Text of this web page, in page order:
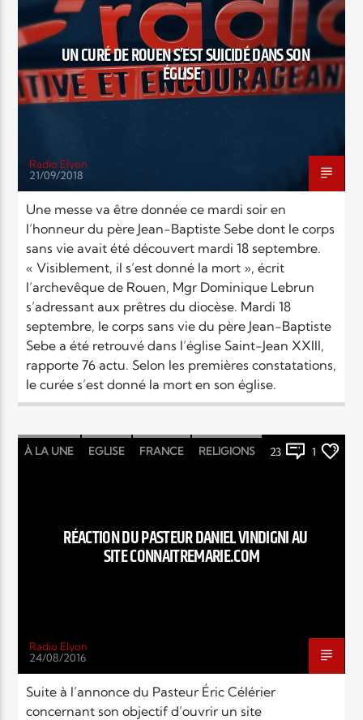
TITRE
ARTISTE
Radio Elyon
Elyon Rhema
Elyon Hits
Elyon Live
UN CURÉ DE ROUEN S’EST SUICIDÉ DANS SON
ÉGLISE
Radio Elyon
21/09/2018
Une messe va être donnée ce mardi soir en
l’honneur du père Jean-Baptiste Sebe dont le corps
sans vie avait été découvert mardi 18 septembre.
« Visiblement, il s’est donné la mort », écrit
l’archevêque de Rouen, Mgr Dominique Lebrun
s’adressant aux prêtres du diocèse. Mardi 18
septembre, le corps sans vie du père Jean-Baptiste
Sebe a été retrouvé dans l’église Saint-Jean XXIII,
rapporte 76 actu. Selon les premières constatations,
le curée s’est donné la mort en son église.
À LA UNE EGLISE FRANCE RELIGIONS 23 1
RÉACTION DU PASTEUR DANIEL VINDIGNI AU
SITE CONNAITREMARIE.COM
Radio Elyon
24/08/2016
Suite à l’annonce du Pasteur Éric Célérier
concernant son objectif d’ouvrir un site